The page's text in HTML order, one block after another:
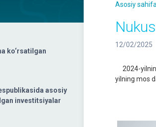
ko‘rsatilgan
asosiy
investitsiyalar
Asosiy sahifa
12/02/2025
2024-
yilning mos